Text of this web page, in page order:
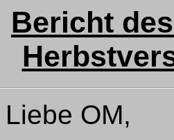
Bericht
OM,